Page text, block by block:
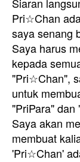
Siaran
Pri☆Chan
saya senang
Saya harus
kepada
"Pri☆Chan",
untuk
"PriPara"
Saya akan
membuat
'Pri☆Chan'